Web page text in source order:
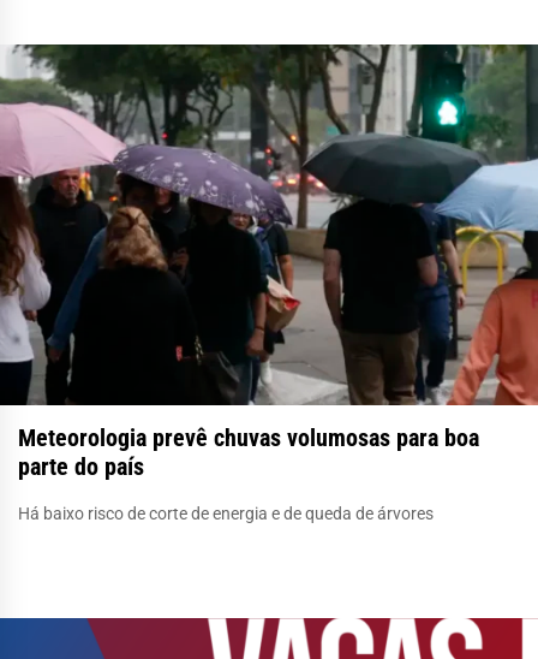
Meteorologia prevê chuvas volumosas para boa
parte do país
Há baixo risco de corte de energia e de queda de árvores